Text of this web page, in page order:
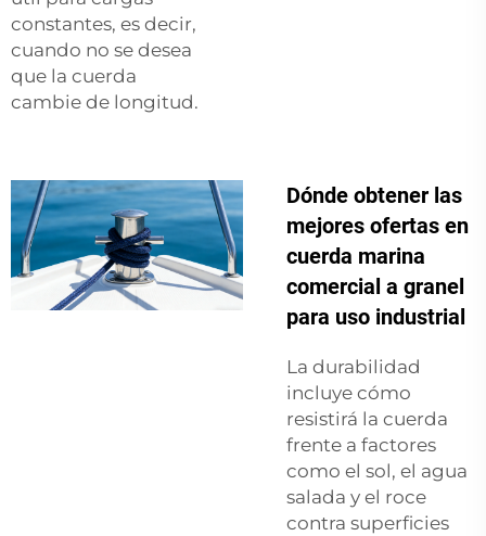
constantes, es decir,
cuando no se desea
que la cuerda
cambie de longitud.
Dónde obtener las
mejores ofertas en
cuerda marina
comercial a granel
para uso industrial
La durabilidad
incluye cómo
resistirá la cuerda
frente a factores
como el sol, el agua
salada y el roce
contra superficies